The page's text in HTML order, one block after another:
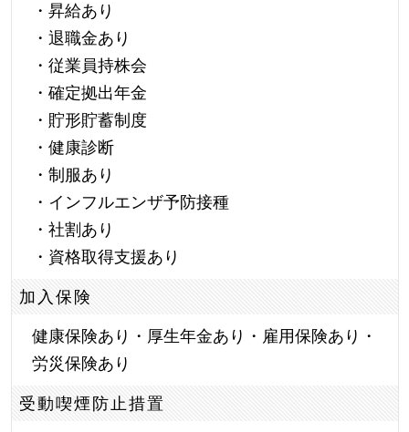
・昇給あり
・退職金あり
・従業員持株会
・確定拠出年金
・貯形貯蓄制度
・健康診断
・制服あり
・インフルエンザ予防接種
・社割あり
・資格取得支援あり
加入保険
健康保険あり・厚生年金あり・雇用保険あり・
労災保険あり
受動喫煙防止措置